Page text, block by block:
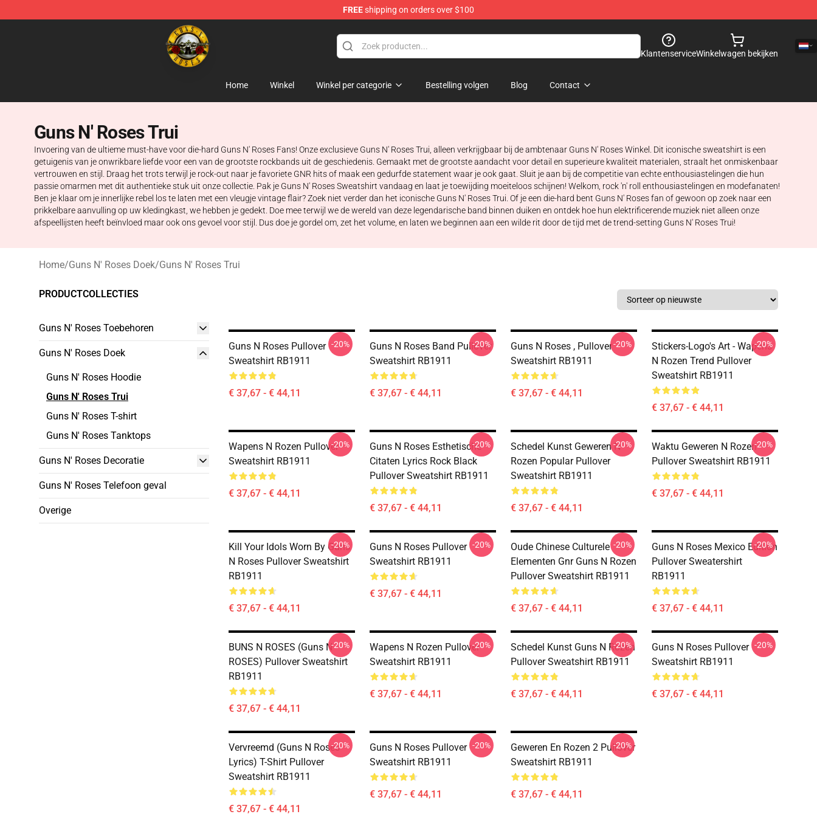
FREEshipping on orders over $100
Guns N' Roses Store - Official Guns N' Roses Merchandise Shop
KlantenserviceWinkelwagen bekijken
Home Winkel Winkel per categorie Bestelling volgen Blog Contact
Guns N' Roses Trui
Invoering van de ultieme must-have voor die-hard Guns N' Roses Fans! Onze exclusieve Guns N' Roses Trui, alleen verkrijgbaar bij de ambtenaar Guns N' Roses Winkel. Dit iconische sweatshirt is een
getuigenis van je onwrikbare liefde voor een van de grootste rockbands uit de geschiedenis. Gemaakt met de grootste aandacht voor detail en superieure kwaliteit materialen, straalt het onmiskenbaar
vertrouwen en stijl. Draag het trots terwijl je rock-out naar je favoriete GNR hits of maak een gedurfde statement waar je ook gaat. Sluit je aan bij de competitie van echte enthousiastelingen die hun
passie omarmen met dit authentieke stuk uit onze collectie. Pak je Guns N' Roses Sweatshirt vandaag en laat je toewijding moeiteloos schijnen! Welkom, rock 'n' roll enthousiastelingen en modefanaten!
Ben je klaar om je innerlijke rebel los te laten met een vleugje vintage flair? Zoek niet verder dan het iconische Guns N' Roses Trui. Of je een die-hard bent Guns N' Roses fan of gewoon op zoek naar een
prikkelbare aanvulling op uw kledingkast, we hebben je gedekt. Doe mee terwijl we de wereld van deze legendarische band binnen duiken en ontdek hoe hun elektrificerende muziek niet alleen onze
afspeellijsten heeft beïnvloed maar ook ons gevoel voor stijl. Dus doe je gordel om, zet het volume, en laten we beginnen aan een wilde rit door de tijd met de trend-setting Guns N' Roses Trui!
Home/Guns N' Roses Doek/Guns N' Roses Trui
PRODUCTCOLLECTIES
Guns N' Roses Toebehoren
Guns N' Roses Doek
Guns N' Roses Hoodie
Guns N' Roses Trui
Guns N' Roses T-shirt
Guns N' Roses Tanktops
Guns N' Roses Decoratie
Guns N' Roses Telefoon geval
Overige
Guns N Roses Pullover
Sweatshirt RB1911
€ 37,67 - € 44,11
-20%
Guns N Roses Band Pullover
Sweatshirt RB1911
€ 37,67 - € 44,11
-20%
Guns N Roses , Pullover
Sweatshirt RB1911
€ 37,67 - € 44,11
-20%
Stickers-Logo's Art - Wapens
N Rozen Trend Pullover
Sweatshirt RB1911
€ 37,67 - € 44,11
-20%
Wapens N Rozen Pullover
Sweatshirt RB1911
€ 37,67 - € 44,11
-20%
Guns N Roses Esthetische
Citaten Lyrics Rock Black
Pullover Sweatshirt RB1911
€ 37,67 - € 44,11
-20%
Schedel Kunst Geweren N
Rozen Popular Pullover
Sweatshirt RB1911
€ 37,67 - € 44,11
-20%
Waktu Geweren N Rozen
Pullover Sweatshirt RB1911
€ 37,67 - € 44,11
-20%
Kill Your Idols Worn By Guns
N Roses Pullover Sweatshirt
RB1911
€ 37,67 - € 44,11
-20%
Guns N Roses Pullover
Sweatshirt RB1911
€ 37,67 - € 44,11
-20%
Oude Chinese Culturele
Elementen Gnr Guns N Rozen
Pullover Sweatshirt RB1911
€ 37,67 - € 44,11
-20%
Guns N Roses Mexico Edition
Pullover Sweatershirt
RB1911
€ 37,67 - € 44,11
-20%
BUNS N ROSES (guns N
ROSES) Pullover Sweatshirt
RB1911
€ 37,67 - € 44,11
-20%
Wapens N Rozen Pullover
Sweatshirt RB1911
€ 37,67 - € 44,11
-20%
Schedel Kunst Guns N Rozen
Pullover Sweatshirt RB1911
€ 37,67 - € 44,11
-20%
Guns N Roses Pullover
Sweatshirt RB1911
€ 37,67 - € 44,11
-20%
Vervreemd (Guns N Roses
Lyrics) T-Shirt Pullover
Sweatshirt RB1911
€ 37,67 - € 44,11
-20%
Guns N Roses Pullover
Sweatshirt RB1911
€ 37,67 - € 44,11
-20%
Geweren En Rozen 2 Pullover
Sweatshirt RB1911
€ 37,67 - € 44,11
-20%